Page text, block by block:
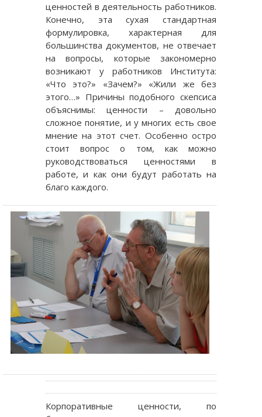
ценностей в деятельность работников.
Конечно, эта сухая стандартная
формулировка, характерная для
большинства документов, не отвечает
на вопросы, которые закономерно
возникают у работников Института:
«Что это?» «Зачем?» «Жили же без
этого…» Причины подобного скепсиса
объяснимы: ценности – довольно
сложное понятие, и у многих есть свое
мнение на этот счет. Особенно остро
стоит вопрос о том, как можно
руководствоваться ценностями в
работе, и как они будут работать на
благо каждого.
Корпоративные ценности, по